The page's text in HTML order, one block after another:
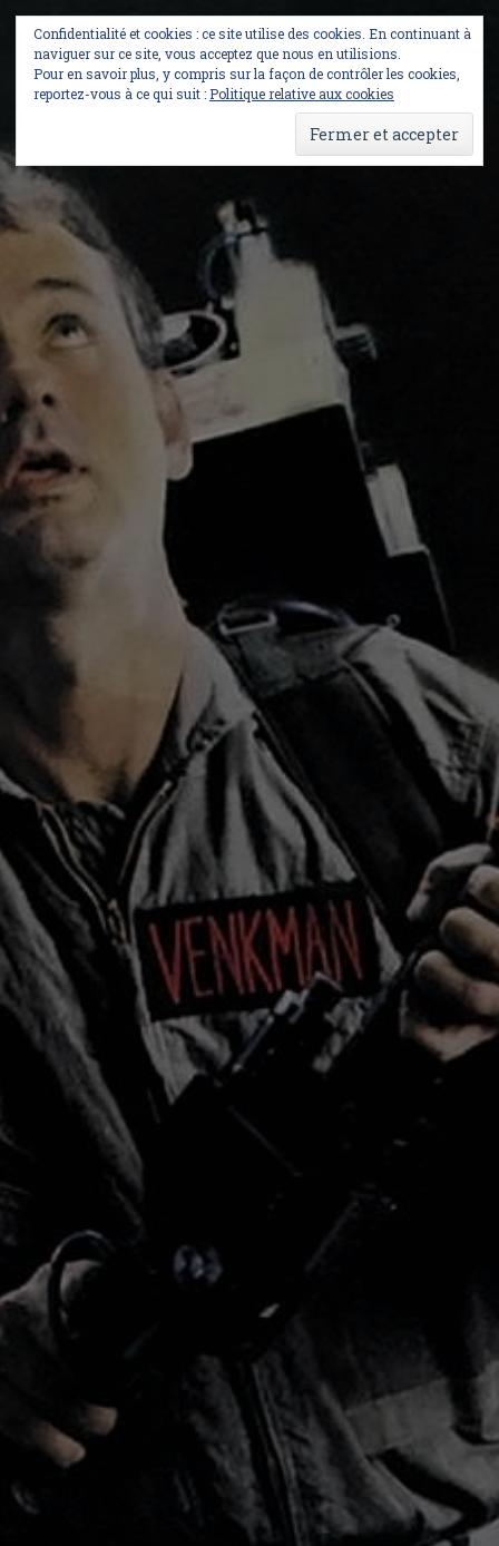
content
Confidentialité et cookies : ce site utilise des cookies. En continuant à
naviguer sur ce site, vous acceptez que nous en utilisions.
Pour en savoir plus, y compris sur la façon de contrôler les cookies,
reportez-vous à ce qui suit :Politique relative aux cookies